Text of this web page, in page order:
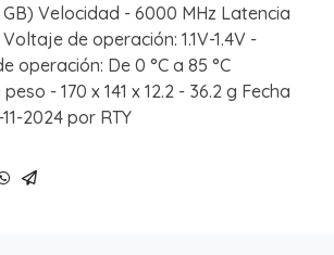
GB) Velocidad - 6000 MHz Latencia
de operación: 1.1V-1.4V -
operación: De 0 °C a 85 °C
- 170 x 141 x 12.2 - 36.2 g Fecha
2024 por RTY